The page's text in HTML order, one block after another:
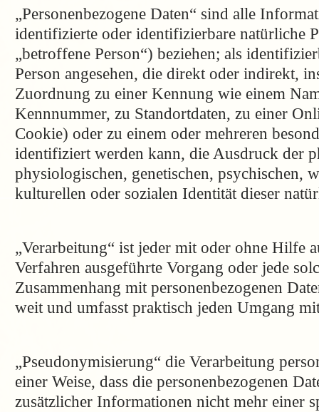
„Personenbezogene Daten“ sind alle
identifizierte oder identifizierbare natürliche
„betroffene Person“) beziehen; als
Person angesehen, die direkt oder indirekt,
Zuordnung zu einer Kennung wie einem
Kennnummer, zu Standortdaten, zu einer
Cookie) oder zu einem oder mehreren
identifiziert werden kann, die Ausdruck der
physiologischen, genetischen, psychischen,
kulturellen oder sozialen Identität dieser
„Verarbeitung“ ist jeder mit oder ohne Hilfe
Verfahren ausgeführte Vorgang oder jede
Zusammenhang mit personenbezogenen
weit und umfasst praktisch jeden Umgang
„Pseudonymisierung“ die Verarbeitung
einer Weise, dass die personenbezogenen
zusätzlicher Informationen nicht mehr einer